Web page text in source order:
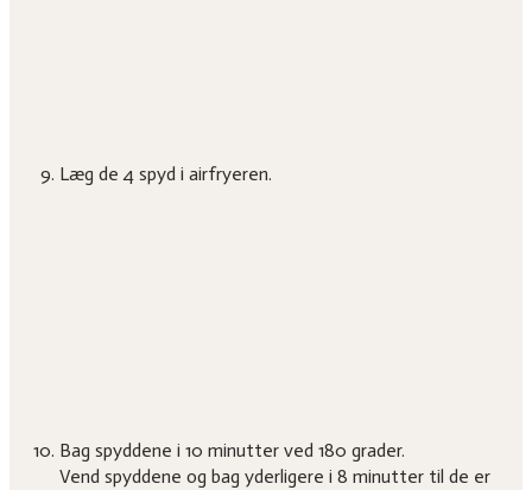
Læg de 4 spyd i airfryeren.
Bag spyddene i 10 minutter ved 180 grader.
Vend spyddene og bag yderligere i 8 minutter til de er